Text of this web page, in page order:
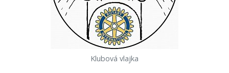
Klubová vlajka